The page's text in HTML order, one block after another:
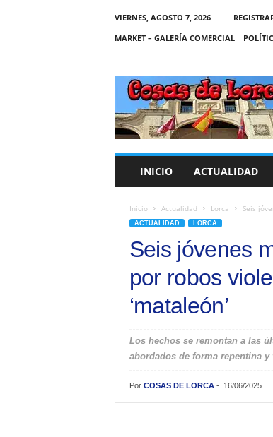
VIERNES, AGOSTO 7, 2026
MARKET – GALERÍA COMERCIAL
C
A
S
INICIO ACTUALIDAD
Inicio Actualidad Lorca Seis
ACTUALIDAD LORCA
Seis jóvenes
por robos
‘mataleón’
Los hechos se remontan a las
abordados de forma repentina
Por COSAS DE LORCA- 16/06/2025